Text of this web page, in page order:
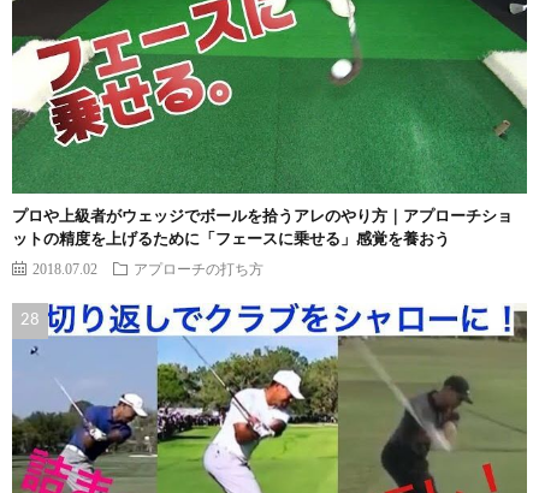
プロや上級者がウェッジでボールを拾うアレのやり方｜アプローチショ
ットの精度を上げるために「フェースに乗せる」感覚を養おう
2018.07.02 アプローチの打ち方